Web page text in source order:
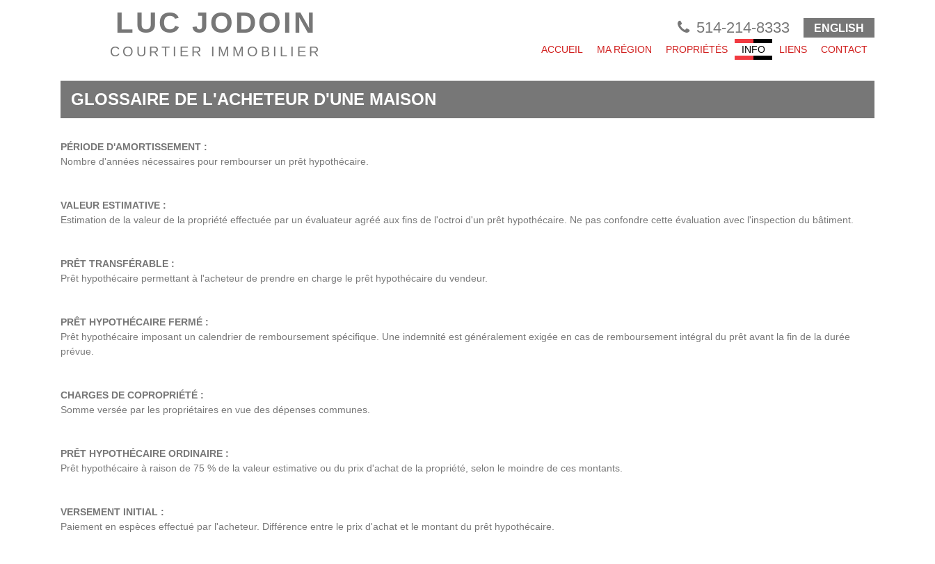
LUC JODOIN
COURTIER IMMOBILIER
514-214-8333 ENGLISH
ACCUEIL MA RÉGION PROPRIÉTÉS INFO LIENS CONTACT
GLOSSAIRE DE L'ACHETEUR D'UNE MAISON
PÉRIODE D'AMORTISSEMENT :
Nombre d'années nécessaires pour rembourser un prêt hypothécaire.
VALEUR ESTIMATIVE :
Estimation de la valeur de la propriété effectuée par un évaluateur agréé aux fins de l'octroi d'un prêt hypothécaire. Ne pas confondre cette évaluation avec l'inspection du bâtiment.
PRÊT TRANSFÉRABLE :
Prêt hypothécaire permettant à l'acheteur de prendre en charge le prêt hypothécaire du vendeur.
PRÊT HYPOTHÉCAIRE FERMÉ :
Prêt hypothécaire imposant un calendrier de remboursement spécifique. Une indemnité est généralement exigée en cas de remboursement intégral du prêt avant la fin de la durée
prévue.
CHARGES DE COPROPRIÉTÉ :
Somme versée par les propriétaires en vue des dépenses communes.
PRÊT HYPOTHÉCAIRE ORDINAIRE :
Prêt hypothécaire à raison de 75 % de la valeur estimative ou du prix d'achat de la propriété, selon le moindre de ces montants.
VERSEMENT INITIAL :
Paiement en espèces effectué par l'acheteur. Différence entre le prix d'achat et le montant du prêt hypothécaire.